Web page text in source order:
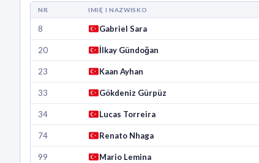
NR IMIĘ I NAZWISKO
8 Gabriel Sara
20 İlkay Gündoğan
23 Kaan Ayhan
33 Gökdeniz Gürpüz
34 Lucas Torreira
74 Renato Nhaga
99 Mario Lemina